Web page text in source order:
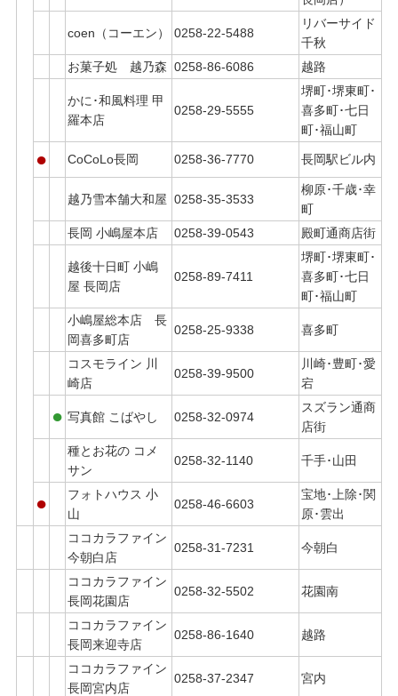
coen（コーエン） 0258-22-5488
リバーサイド
千秋
お菓子処 越乃森 0258-86-6086 越路
かに･和風料理 甲
羅本店
0258-29-5555
堺町･堺東町･
喜多町･七日
町･福山町
● CoCoLo長岡 0258-36-7770 長岡駅ビル内
越乃雪本舗大和屋 0258-35-3533
柳原･千歳･幸
町
長岡 小嶋屋本店
0258-39-0543 殿町通商店街
越後十日町 小嶋
屋 長岡店
0258-89-7411
堺町･堺東町･
喜多町･七日
町･福山町
小嶋屋総本店 長
岡喜多町店
0258-25-9338 喜多町
コスモライン 川
崎店
0258-39-9500
川崎･豊町･愛
宕
● 写真館 こばやし 0258-32-0974
スズラン通商
店街
種とお花の コメ
サン
0258-32-1140 千手･山田
●
フォトハウス 小
山
0258-46-6603
宝地･上除･関
原･雲出
ココカラファイン
今朝白店
0258-31-7231 今朝白
ココカラファイン
長岡花園店
0258-32-5502 花園南
ココカラファイン
長岡来迎寺店
0258-86-1640 越路
ココカラファイン
長岡宮内店
0258-37-2347 宮内